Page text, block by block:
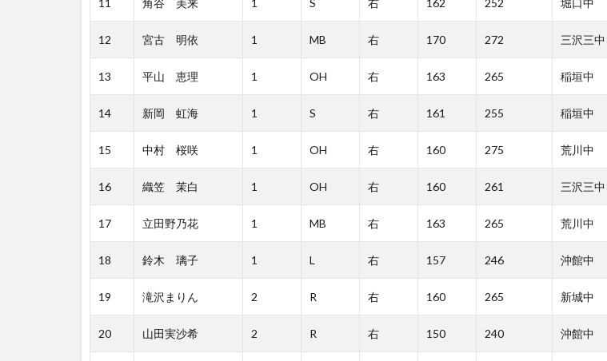
12 宮古 明依 1 MB 右 170 272 三沢三中
13 平山 恵理 1 OH 右 163 265 稲垣中
14 新岡 虹海 1 S 右 161 255 稲垣中
15 中村 桜咲 1 OH 右 160 275 荒川中
16 織笠 茉白 1 OH 右 160 261 三沢三中
17 立田野乃花 1 MB 右 163 265 荒川中
18 鈴木 璃子 1 L 右 157 246 沖館中
19 滝沢まりん 2 R 右 160 265 新城中
20 山田実沙希 2 R 右 150 240 沖館中